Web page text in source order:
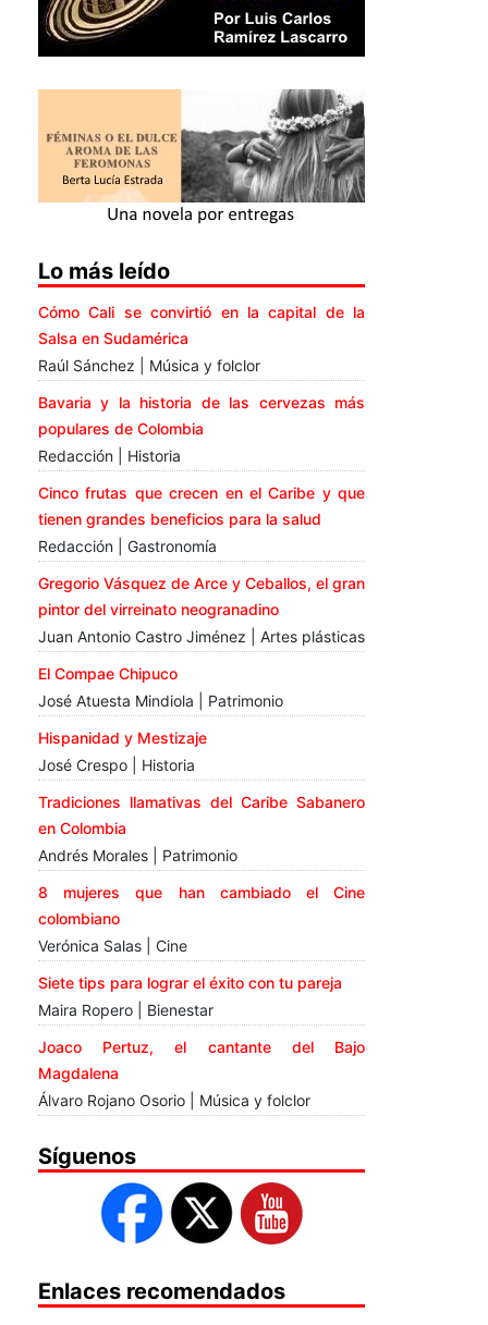
Lo más leído
Cómo Cali se convirtió en la capital de la
Salsa en Sudamérica
Raúl Sánchez | Música y folclor
Bavaria y la historia de las cervezas más
populares de Colombia
Redacción | Historia
Cinco frutas que crecen en el Caribe y que
tienen grandes beneficios para la salud
Redacción | Gastronomía
Gregorio Vásquez de Arce y Ceballos, el gran
pintor del virreinato neogranadino
Juan Antonio Castro Jiménez | Artes plásticas
El Compae Chipuco
José Atuesta Mindiola | Patrimonio
Hispanidad y Mestizaje
José Crespo | Historia
Tradiciones llamativas del Caribe Sabanero
en Colombia
Andrés Morales | Patrimonio
8 mujeres que han cambiado el Cine
colombiano
Verónica Salas | Cine
Siete tips para lograr el éxito con tu pareja
Maira Ropero | Bienestar
Joaco Pertuz, el cantante del Bajo
Magdalena
Álvaro Rojano Osorio | Música y folclor
Síguenos
Enlaces recomendados